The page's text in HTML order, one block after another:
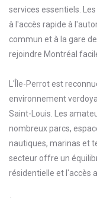
services essentiels.
à l'accès rapide à
commun et à la gare
rejoindre Montréal
L'Île-Perrot est
environnement
Saint-Louis. Les
nombreux parcs,
nautiques, marinas et
secteur offre un
résidentielle et l'accès